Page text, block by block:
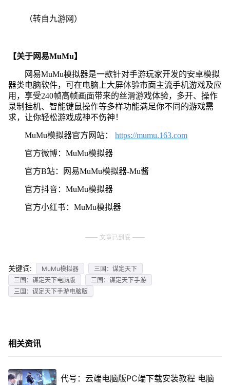
（转自九游网）
【关于网易MuMu】
网易MuMu模拟器是一款针对手游玩家开发的安卓模拟
器类电脑软件，可在电脑上大屏体验市面主流手机游戏及应
用，享受240帧高帧画面带来的丝滑游戏体验，多开、操作
录制挂机、智能键鼠操作等多样功能满足你不同的游戏需
求，让你轻松游戏成神不伤神！
MuMu模拟器官方网站： https://mumu.163.com
官方微博：MuMu模拟器
官方B站：网易MuMu模拟器-Mu酱
官方抖音：MuMu模拟器
官方小红书：MuMu模拟器
文章已到底
关键词: MuMu模拟器
三国：谋定天下
三国：谋定天下电脑版
三国：谋定天下手游
三国：谋定天下手游电脑版
相关资讯
代号：云端电脑版PC端下载安装教程 电脑